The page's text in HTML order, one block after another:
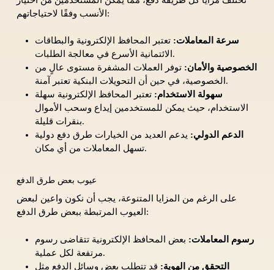
الأنسب وفقًا لاحتياجاتهم:
سرعة المعاملات: تعتبر المحافظ الإلكترونية والبطاقات
الائتمانية الأسرع في معالجة الطلبات.
الخصوصية والأمان: توفر العملات المشفرة مستوى عالٍ من
الخصوصية، في حين أن التحويلات البنكية تعتبر آمنة.
سهولة الاستخدام: تعتبر المحافظ الإلكترونية سهلة
الاستخدام، حيث يمكن للمستخدمين إيداع وسحب الأموال
بنقرات قليلة.
الدعم الدولي: يدعم العديد من الخيارات طرق دفع دولية
تسهل المعاملات من أي مكان.
عيوب بعض طرق الدفع
على الرغم من المزايا المتنوعة، يجب أن نكون واعين لبعض
العيوب المرتبطة ببعض طرق الدفع:
رسوم المعاملات: بعض المحافظ الإلكترونية تتقاضى رسوم
مرتفعة لكل عملية.
التحقق من الهوية: قد تتطلب بعض وسائل الدفع مثل